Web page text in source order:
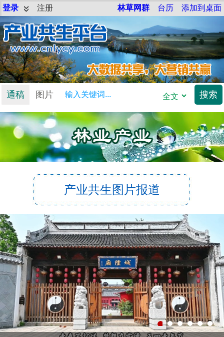
登录 注册 林草网群 台历 添加到桌面
通稿 图片
产业共生图片报道